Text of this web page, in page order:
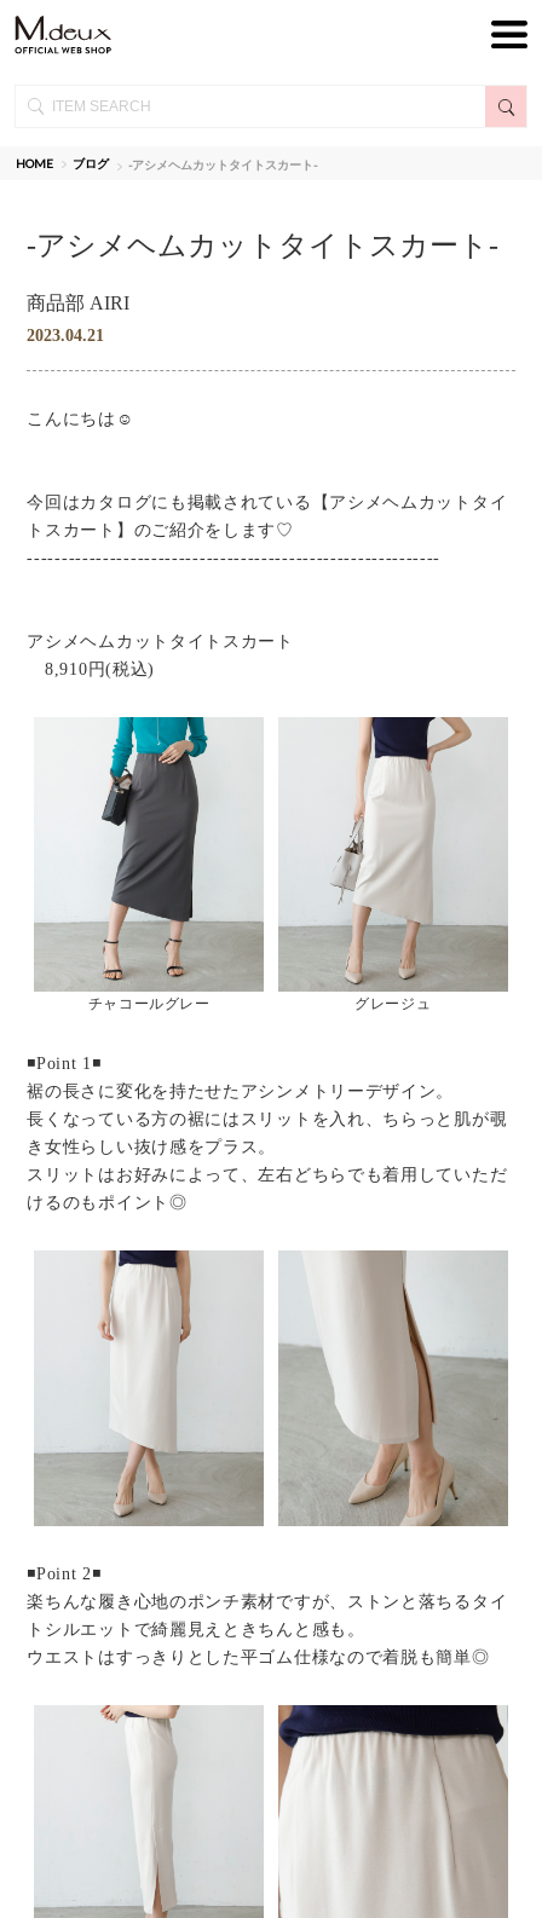
HOME ブログ -アシメヘムカットタイトスカート-
-アシメヘムカットタイトスカート-
商品部 AIRI
2023.04.21
こんにちは☺︎
今回はカタログにも掲載されている【アシメヘムカットタイ
トスカート】のご紹介をします♡
------------------------------------------------------------
アシメヘムカットタイトスカート
8,910円(税込)
チャコールグレー グレージュ
◾️Point 1◾️
裾の長さに変化を持たせたアシンメトリーデザイン。
長くなっている方の裾にはスリットを入れ、ちらっと肌が覗
き女性らしい抜け感をプラス。
スリットはお好みによって、左右どちらでも着用していただ
けるのもポイント◎
◾️Point 2◾️
楽ちんな履き心地のポンチ素材ですが、ストンと落ちるタイ
トシルエットで綺麗見えときちんと感も。
ウエストはすっきりとした平ゴム仕様なので着脱も簡単◎